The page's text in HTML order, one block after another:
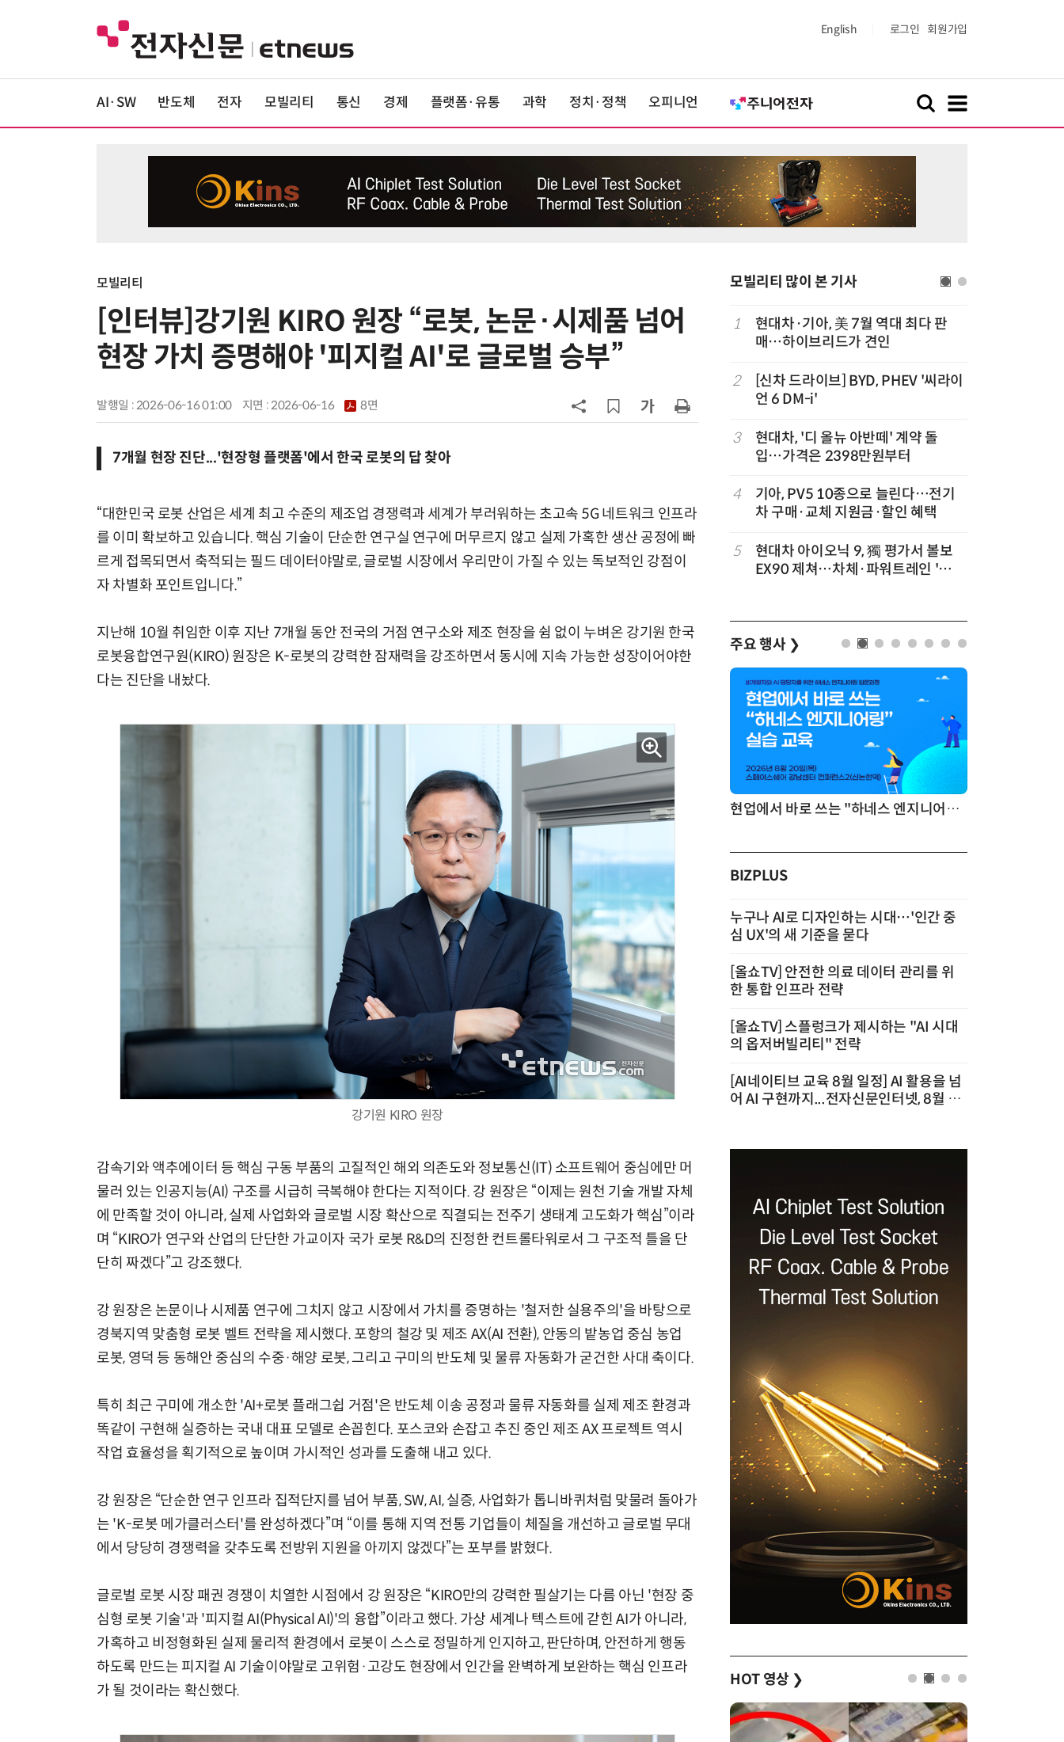
English 로그인 회원가입
AI·SW 반도체 전자 모빌리티 통신 경제 플랫폼·유통 과학 정치·정책 오피니언
모빌리티
[인터뷰]강기원 KIRO 원장 “로봇, 논문·시제품 넘어
현장 가치 증명해야 '피지컬 AI'로 글로벌 승부”
발행일 : 2026-06-16 01:00 지면 :2026-06-16 8면
7개월 현장 진단...'현장형 플랫폼'에서 한국 로봇의 답 찾아
“대한민국 로봇 산업은 세계 최고 수준의 제조업 경쟁력과 세계가 부러워하는 초고속 5G 네트워크 인프라
를 이미 확보하고 있습니다. 핵심 기술이 단순한 연구실 연구에 머무르지 않고 실제 가혹한 생산 공정에 빠
르게 접목되면서 축적되는 필드 데이터야말로, 글로벌 시장에서 우리만이 가질 수 있는 독보적인 강점이
자 차별화 포인트입니다.”
지난해 10월 취임한 이후 지난 7개월 동안 전국의 거점 연구소와 제조 현장을 쉼 없이 누벼온 강기원 한국
로봇융합연구원(KIRO) 원장은 K-로봇의 강력한 잠재력을 강조하면서 동시에 지속 가능한 성장이어야한
다는 진단을 내놨다.
강기원 KIRO 원장
감속기와 액추에이터 등 핵심 구동 부품의 고질적인 해외 의존도와 정보통신(IT) 소프트웨어 중심에만 머
물러 있는 인공지능(AI) 구조를 시급히 극복해야 한다는 지적이다. 강 원장은 “이제는 원천 기술 개발 자체
에 만족할 것이 아니라, 실제 사업화와 글로벌 시장 확산으로 직결되는 전주기 생태계 고도화가 핵심”이라
며 “KIRO가 연구와 산업의 단단한 가교이자 국가 로봇 R&D의 진정한 컨트롤타워로서 그 구조적 틀을 단
단히 짜겠다”고 강조했다.
강 원장은 논문이나 시제품 연구에 그치지 않고 시장에서 가치를 증명하는 '철저한 실용주의'을 바탕으로
경북지역 맞춤형 로봇 벨트 전략을 제시했다. 포항의 철강 및 제조 AX(AI 전환), 안동의 밭농업 중심 농업
로봇, 영덕 등 동해안 중심의 수중·해양 로봇, 그리고 구미의 반도체 및 물류 자동화가 굳건한 사대 축이다.
특히 최근 구미에 개소한 'AI+로봇 플래그쉽 거점'은 반도체 이송 공정과 물류 자동화를 실제 제조 환경과
똑같이 구현해 실증하는 국내 대표 모델로 손꼽힌다. 포스코와 손잡고 추진 중인 제조 AX 프로젝트 역시
작업 효율성을 획기적으로 높이며 가시적인 성과를 도출해 내고 있다.
강 원장은 “단순한 연구 인프라 집적단지를 넘어 부품, SW, AI, 실증, 사업화가 톱니바퀴처럼 맞물려 돌아가
는 'K-로봇 메가클러스터'를 완성하겠다”며 “이를 통해 지역 전통 기업들이 체질을 개선하고 글로벌 무대
에서 당당히 경쟁력을 갖추도록 전방위 지원을 아끼지 않겠다”는 포부를 밝혔다.
글로벌 로봇 시장 패권 경쟁이 치열한 시점에서 강 원장은 “KIRO만의 강력한 필살기는 다름 아닌 '현장 중
심형 로봇 기술'과 '피지컬 AI(Physical AI)'의 융합”이라고 했다. 가상 세계나 텍스트에 갇힌 AI가 아니라,
가혹하고 비정형화된 실제 물리적 환경에서 로봇이 스스로 정밀하게 인지하고, 판단하며, 안전하게 행동
하도록 만드는 피지컬 AI 기술이야말로 고위험·고강도 현장에서 인간을 완벽하게 보완하는 핵심 인프라
가 될 것이라는 확신했다.
모빌리티 많이 본 기사
6
중국산 車 수입 1년 새 2배…獨 제치
고 1위
1만마일 쏜다
10 대한항공, 美 아처와 '군용 AAM' 개
발…국산화 발판
1
현대차·기아, 美 7월 역대 최다 판
매…하이브리드가 견인
2
[신차 드라이브] BYD, PHEV '씨라이
언 6 DM-i'
3
현대차, '디 올뉴 아반떼' 계약 돌
입…가격은 2398만원부터
4
기아, PV5 10종으로 늘린다…전기
차 구매·교체 지원금·할인 혜택
5
현대차 아이오닉 9, 獨 평가서 볼보
EX90 제쳐…차체·파워트레인 '우
주요 행사 ❯
현업에서 바로 쓰는 "하네스 엔지니어링" 실습 교육
BIZPLUS
누구나 AI로 디자인하는 시대…'인간 중
심 UX'의 새 기준을 묻다
[올쇼TV] 안전한 의료 데이터 관리를 위
한 통합 인프라 전략
[올쇼TV] 스플렁크가 제시하는 "AI 시대
의 옵저버빌리티" 전략
[AI네이티브 교육 8월 일정] AI 활용을 넘
어 AI 구현까지...전자신문인터넷, 8월 실
HOT 영상 ❯